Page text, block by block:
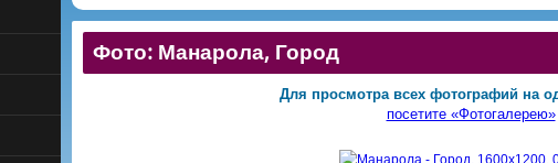
Фото: Манарола, Город
Для просмотра всех фотографий на
посетите «Фотогалерею»